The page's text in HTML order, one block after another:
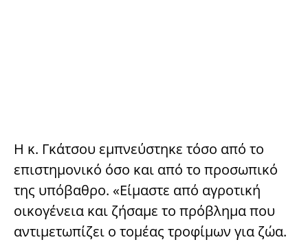
Η κ. Γκάτσου εμπνεύστηκε τόσο από το
επιστημονικό όσο και από το προσωπικό
της υπόβαθρο. «Είμαστε από αγροτική
οικογένεια και ζήσαμε το πρόβλημα που
αντιμετωπίζει ο τομέας τροφίμων για ζώα.